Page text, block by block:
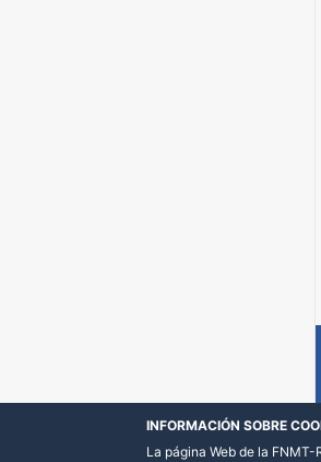
INFORMACIÓN SOBRE
La página Web de la